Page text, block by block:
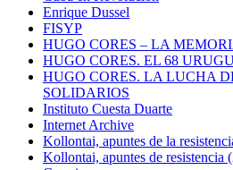
Enrique Dussel
FISYP
HUGO CORES – LA
HUGO CORES. EL 68
HUGO CORES. LA LUCHA
SOLIDARIOS
Instituto Cuesta Duarte
Internet Archive
Kollontai, apuntes de la
Kollontai, apuntes de resistencia